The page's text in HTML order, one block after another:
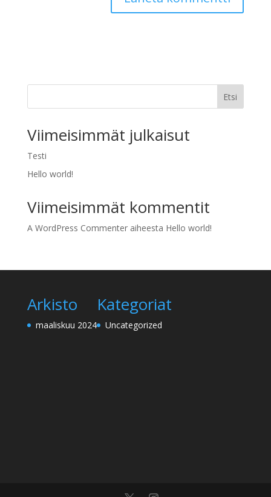
Etsi
Viimeisimmät julkaisut
Testi
Hello world!
Viimeisimmät kommentit
A WordPress Commenteraiheesta Hello world!
Arkisto
maaliskuu 2024
Kategoriat
Uncategorized